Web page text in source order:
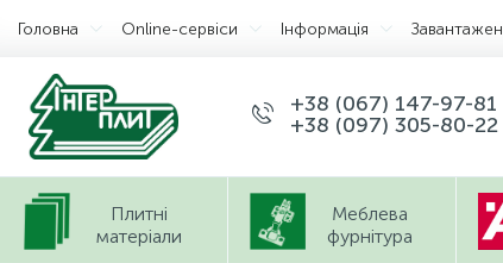
Головна Оnline-сервіси Інформація
+38 (067) 147-97-81
+38 (097) 305-80-22
Плитні
матеріали
Меблева
фурнітура